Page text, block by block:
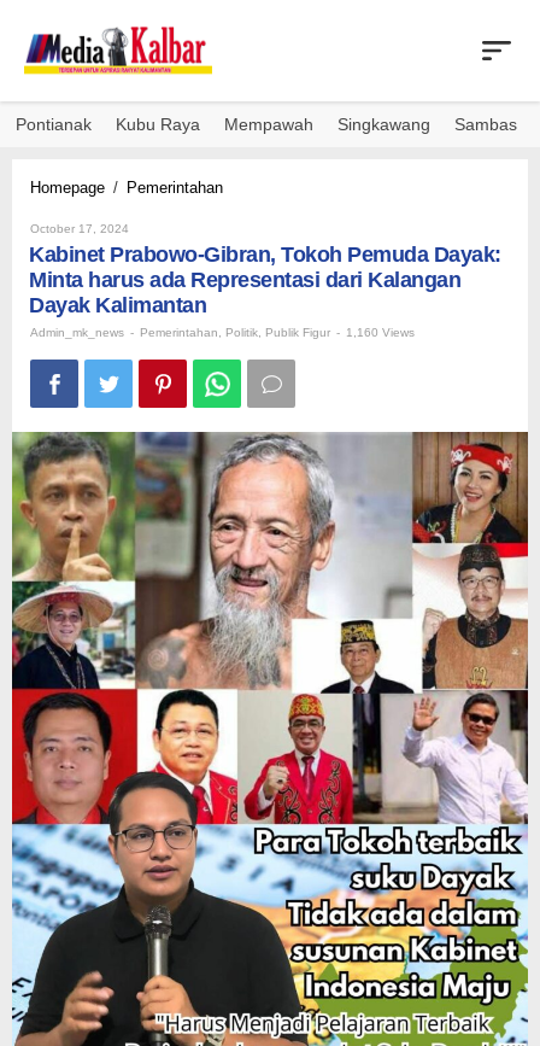
content
Pontianak Kubu Raya Mempawah Singkawang Sambas
Homepage / PemerintahanKabinet
Tokoh
Pemuda
harus
ada
Representasi
dari
Dayak
Kalimantan
October 17, 2024
Kabinet Prabowo-Gibran, Tokoh Pemuda Dayak:
Minta harus ada Representasi dari Kalangan
Dayak Kalimantan
Admin_mk_news - Pemerintahan Politik Publik Figur - 1,160 Views